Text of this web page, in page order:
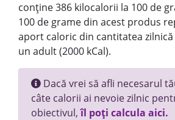
conține 386 kilocalorii la 100 de
100 de grame din acest produs
aport caloric din cantitatea
un adult (2000 kCal).
Dacă vrei să afli necesarul
câte calorii ai nevoie zilnic
obiectivul,îl poți calcula aici.